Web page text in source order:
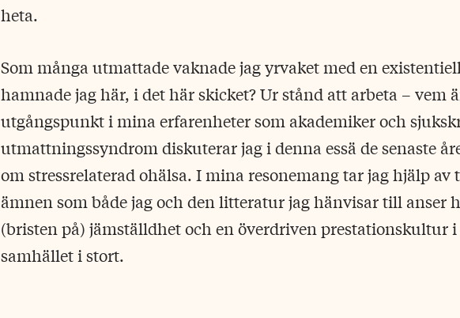
heta.
Som många utmattade vaknade jag yrvaket med en
hamnade jag här, i det här skicket? Ur stånd att arbeta – vem
utgångspunkt i mina erfarenheter som akademiker och
utmattningssyndrom diskuterar jag i denna essä de senaste
om stressrelaterad ohälsa. I mina resonemang tar jag hjälp av
ämnen som både jag och den litteratur jag hänvisar till anser
(bristen på) jämställdhet och en överdriven prestationskultur
samhället i stort.